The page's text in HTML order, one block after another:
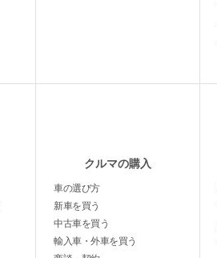
クルマの購入
車の選び方
新車を買う
中古車を買う
輸入車・外車を買う